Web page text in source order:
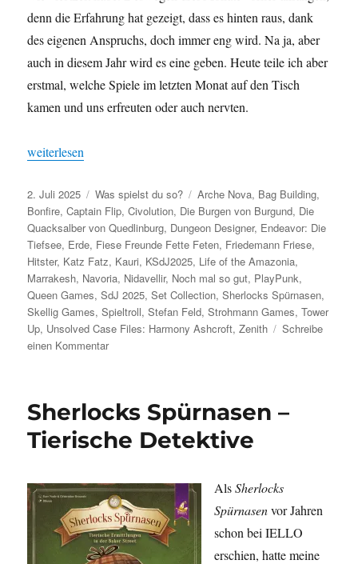
denn die Erfahrung hat gezeigt, dass es hinten raus, dank
des eigenen Anspruchs, doch immer eng wird. Na ja, aber
auch in diesem Jahr wird es eine geben. Heute teile ich aber
erstmal, welche Spiele im letzten Monat auf den Tisch
kamen und uns erfreuten oder auch nervten.
„Was spielst du so? – Juni 2025“
weiterlesen
Veröffentlicht
am
2. Juli 2025 Kategorien
Was spielst du so? Schlagwörter
Arche Nova, Bag Building,
Bonfire,Captain Flip,Civolution, Die Burgen von Burgund, Die
Quacksalber von Quedlinburg, Dungeon Designer, Endeavor: Die
Tiefsee, Erde, Fiese Freunde Fette Feten, Friedemann Friese,
Hitster, Katz Fatz, Kauri, KSdJ2025, Life of the Amazonia,
Marrakesh, Navoria, Nidavellir, Noch mal so gut, PlayPunk,
Queen Games,SdJ 2025,Set Collection,Sherlocks Spürnasen,
Skellig Games,Spieltroll,Stefan Feld,Strohmann Games,Tower
Up, Unsolved Case Files: Harmony Ashcroft,Zenith
Schreibe
einen Kommentarzu
so?
–
Juni
Sherlocks Spürnasen –
Tierische Detektive
AlsSherlocks
Spürnasenvor Jahren
schon bei IELLO
erschien, hatte meine